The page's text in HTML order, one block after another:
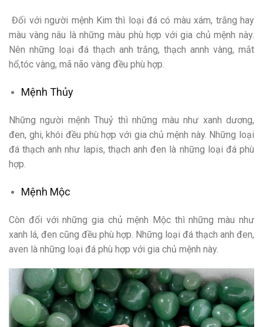
Đối với người mệnh Kim thì loại đá có màu xám, trắng hay
màu vàng nâu là những màu phù hợp với gia chủ mệnh này.
Nên những loại đá thạch anh trắng, thạch annh vàng, mắt
hổ,tóc vàng, mã não vàng đều phù hợp.
Mệnh Thủy
Những người mệnh Thuỷ thì những màu như xanh dương,
đen, ghi, khói đều phù hợp với gia chủ mệnh này. Những loại
đá thạch anh như lapis, thạch anh đen là những loại đá phù
hợp.
Mệnh Mộc
Còn đối với những gia chủ mệnh Mộc thì những màu như
xanh lá, đen cũng đều phù hợp. Những loại đá thạch anh đen,
aven là những loại đá phù hợp với gia chủ mệnh này.